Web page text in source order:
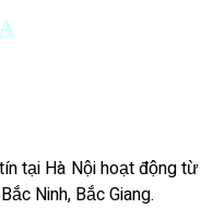
tại Hà Nội hoạt động
Ninh, Bắc Giang.